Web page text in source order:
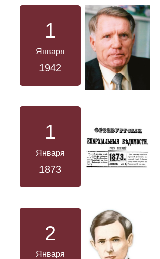
1
Января
1942
1
Января
1873
2
Января